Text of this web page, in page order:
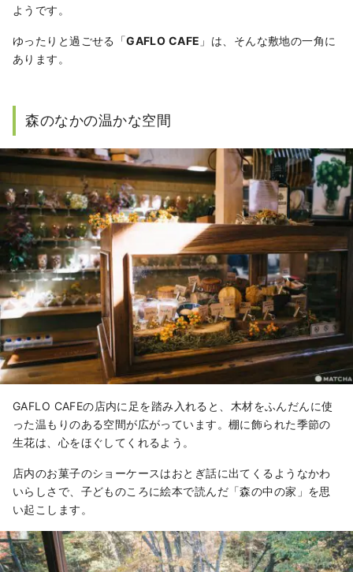
ようです。
ゆったりと過ごせる「GAFLO CAFE 」は、そんな敷地の一角に
あります。
森のなかの温かな空間
GAFLO CAFEの店内に足を踏み入れると、木材をふんだんに使
った温もりのある空間が広がっています。棚に飾られた季節の
生花は、心をほぐしてくれるよう。
店内のお菓子のショーケースはおとぎ話に出てくるようなかわ
いらしさで、子どものころに絵本で読んだ「森の中の家」を思
い起こします。